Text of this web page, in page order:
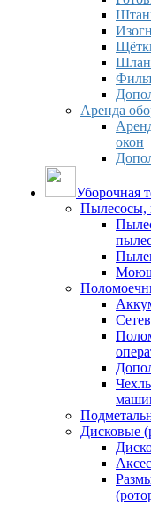
Аренда
окон
Уборочная
Пылесосы,
Дисковые